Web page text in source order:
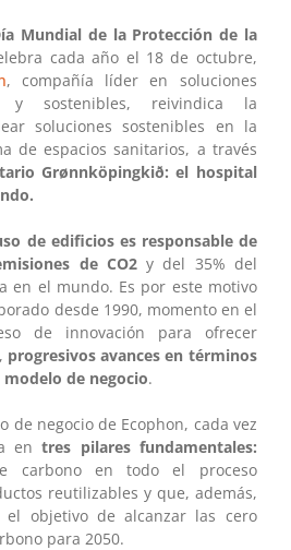
Mundial de la Protección de la
cada año el 18 de octubre,
, compañía líder en soluciones
y sostenibles, reivindica la
soluciones sostenibles en la
de espacios sanitarios, a través
Grønnköpingkið: el hospital
de edificios es responsable de
de CO2y del 35% del
en el mundo. Es por este motivo
desde 1990, momento en el
de innovación para ofrecer
progresivos avances en términos
de negocio.
de negocio de Ecophon, cada vez
entres pilares fundamentales:
carbono en todo el proceso
reutilizables y que, además,
el objetivo de alcanzar las cero
para 2050.